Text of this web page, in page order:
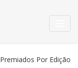
Premiados Por Edição